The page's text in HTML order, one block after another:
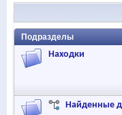
Подразделы
Находки
Найденные